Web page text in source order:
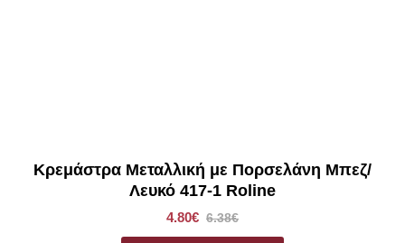
Κρεμάστρα Μεταλλική με Πορσελάνη Μπεζ/
Λευκό 417-1 Roline
4.80€ 6.38€